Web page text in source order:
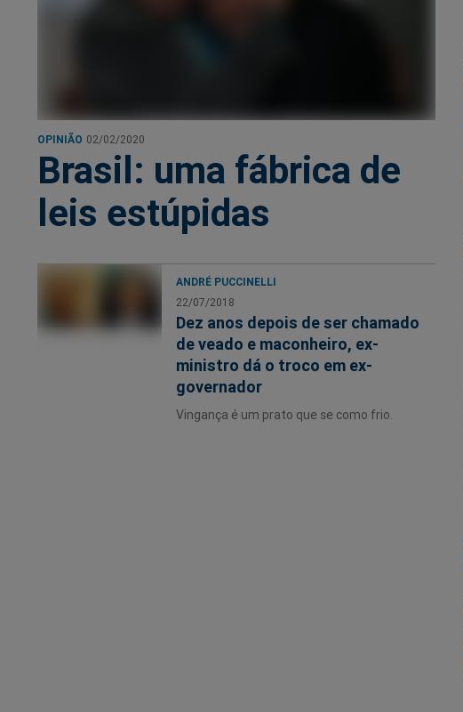
OPINIÃO 02/02/2020
Brasil: uma fábrica de
leis estúpidas
ANDRÉ PUCCINELLI
22/07/2018
Dez anos depois de ser chamado
de veado e maconheiro, ex-
ministro dá o troco em ex-
governador
Vingança é um prato que se como frio.